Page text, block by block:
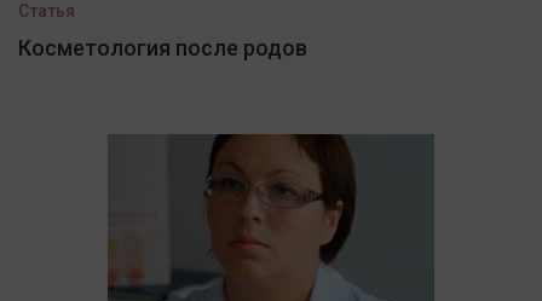
Статья
Косметология после родов